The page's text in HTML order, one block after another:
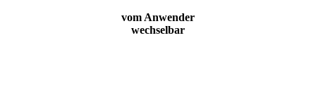
vom Anwender
wechselbar